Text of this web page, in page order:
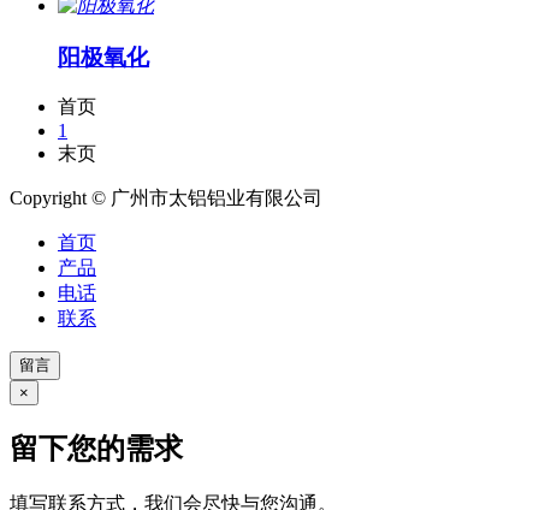
阳极氧化
首页
1
末页
Copyright © 广州市太铝铝业有限公司
首页
产品
电话
联系
留言
×
留下您的需求
填写联系方式，我们会尽快与您沟通。